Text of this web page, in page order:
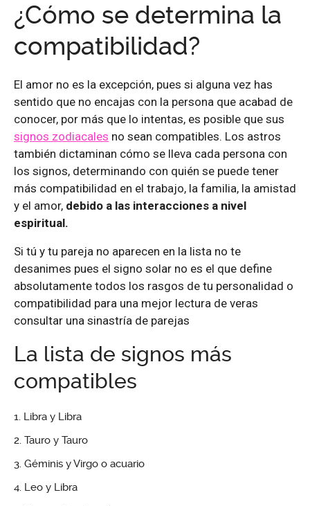
¿Cómo se determina la
compatibilidad?
El amor no es la excepción, pues si alguna vez has
sentido que no encajas con la persona que acabad de
conocer, por más que lo intentas, es posible que sus
signos zodiacales no sean compatibles. Los astros
también dictaminan cómo se lleva cada persona con
los signos, determinando con quién se puede tener
más compatibilidad en el trabajo, la familia, la amistad
y el amor, debido a las interacciones a nivel
espiritual.
Si tú y tu pareja no aparecen en la lista no te
desanimes pues el signo solar no es el que define
absolutamente todos los rasgos de tu personalidad o
compatibilidad para una mejor lectura de veras
consultar una sinastría de parejas
La lista de signos más
compatibles
Libra y Libra
Tauro y Tauro
Géminis y Virgo o acuario
Leo y Libra